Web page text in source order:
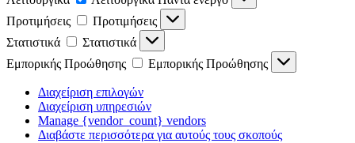
Προτιμήσεις
Προτιμήσεις
Στατιστικά
Στατιστικά
Εμπορικής Προώθησης
Εμπορικής Προώθησης
Διαχείριση επιλογών
Διαχείριση υπηρεσιών
Manage {vendor_count} vendors
Διαβάστε περισσότερα για αυτούς τους σκοπούς